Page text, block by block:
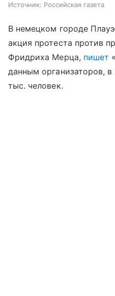
Источник: Российская газета
В немецком городе
акция протеста против
Фридриха Мерца, пишет
данным организаторов,
тыс. человек.